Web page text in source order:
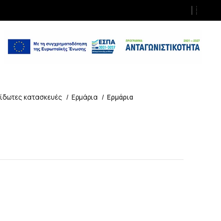
κατασκευές Ερμάρια Ερμάρια